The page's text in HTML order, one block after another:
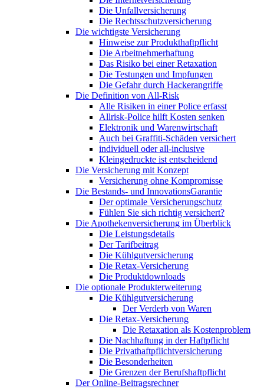
Die Unfallversicherung
Die Rechtsschutzversicherung
Die wichtigste Versicherung
Hinweise zur Produkthaftpflicht
Die Arbeitnehmerhaftung
Das Risiko bei einer Retaxation
Die Testungen und Impfungen
Die Gefahr durch Hackerangriffe
Die Definition von All-Risk
Alle Risiken in einer Police erfasst
Allrisk-Police hilft Kosten senken
Elektronik und Warenwirtschaft
Auch bei Graffiti-Schäden versichert
individuell oder all-inclusive
Kleingedruckte ist entscheidend
Die Versicherung mit Konzept
Versicherung ohne Kompromisse
Die Bestands- und InnovationsGarantie
Der optimale Versicherungschutz
Fühlen Sie sich richtig versichert?
Die Apothekenversicherung im Überblick
Die Leistungsdetails
Der Tarifbeitrag
Die Kühlgutversicherung
Die Retax-Versicherung
Die Produktdownloads
Die optionale Produkterweiterung
Die Kühlgutversicherung
Der Verderb von Waren
Die Retax-Versicherung
Die Retaxation als Kostenproblem
Die Nachhaftung in der Haftpflicht
Die Privathaftpflichtversicherung
Die Besonderheiten
Die Grenzen der Berufshaftpflicht
Der Online-Beitragsrechner